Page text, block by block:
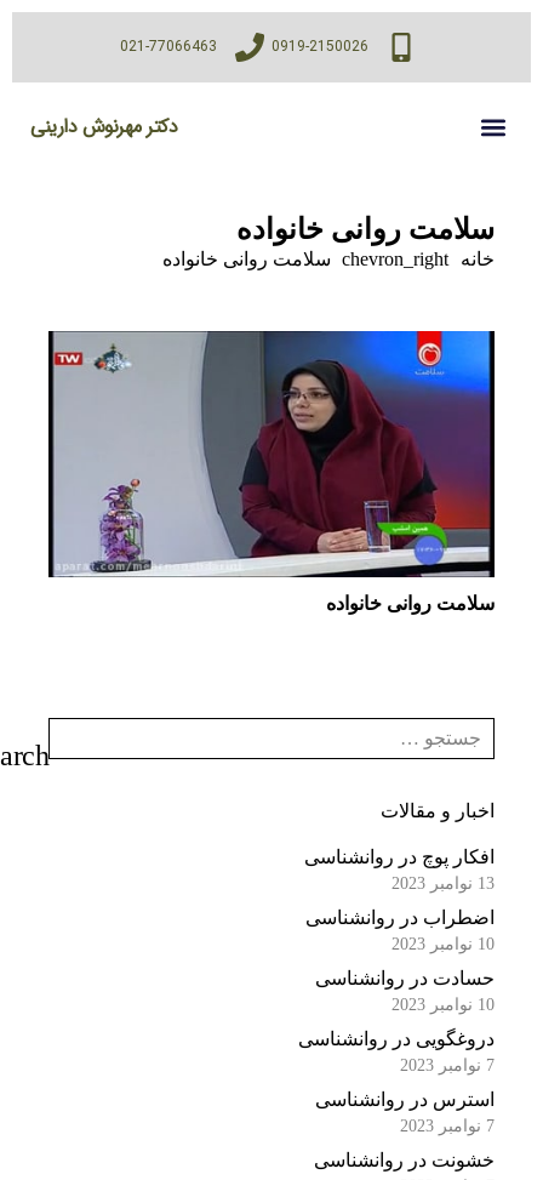
0919-2150026
021-77066463
دکتر مهرنوش دارینی
سلامت روانی خانواده
chevron_right سلامت روانی خانواده
سلامت روانی خانواده
اخبار و مقالات
افکار پوچ در روانشناسی
اضطراب در روانشناسی
حسادت در روانشناسی
دروغگویی در روانشناسی
استرس در روانشناسی
خشونت در روانشناسی